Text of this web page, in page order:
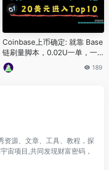
Coinbase上币确定: 就靠 Base
链刷量脚本，0.02U一单，一
天跑满8000笔，等 O1 开交易
就躺平！ AI 时代，告别手动撸
189
资源、文章、工具、教程，探
宙项目,共同发现财富密码，